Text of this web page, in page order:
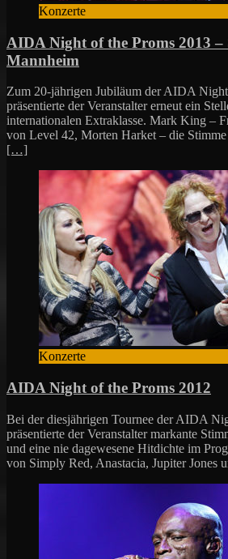
Konzerte
AIDA Night of the Proms 2013 –
Mannheim
Zum 20-jährigen Jubiläum der AIDA
präsentierte der Veranstalter erneut ein
internationalen Extraklasse. Mark King –
von Level 42, Morten Harket – die
[…]
Konzerte
AIDA Night of the Proms 2012
Bei der diesjährigen Tournee der AIDA
präsentierte der Veranstalter markante
und eine nie dagewesene Hitdichte im
von Simply Red, Anastacia, Jupiter Jones